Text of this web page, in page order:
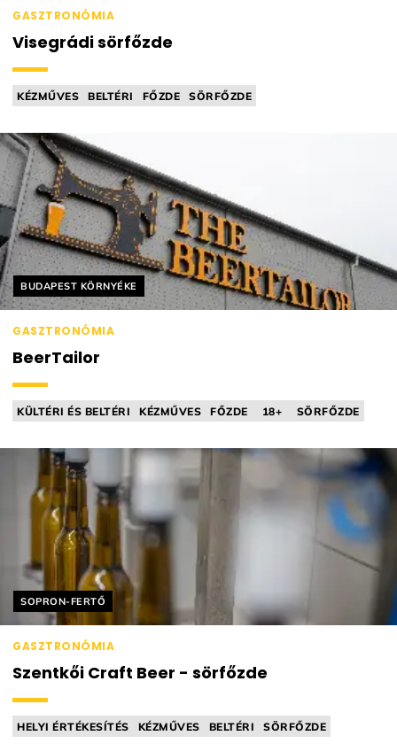
GASZTRONÓMIA
Visegrádi sörfőzde
KÉZMŰVES BELTÉRI FŐZDE SÖRFŐZDE
Helyszín címkék:
BUDAPEST KÖRNYÉKE
GASZTRONÓMIA
BeerTailor
KÜLTÉRI ÉS BELTÉRI KÉZMŰVES FŐZDE 18+ SÖRFŐZDE
Helyszín címkék:
SOPRON-FERTŐ
GASZTRONÓMIA
Szentkői Craft Beer - sörfőzde
HELYI ÉRTÉKESÍTÉS KÉZMŰVES BELTÉRI SÖRFŐZDE